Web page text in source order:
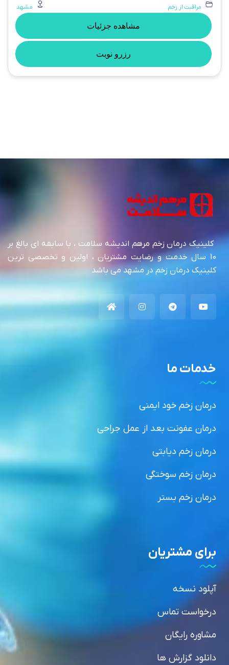
مراقبت از زخم مشهد
مشاهده جزئیات
رزرو نوبت
کلینیک درمان زخم مرهم اندیشه سلامت ، با سابقه ای بالغ بر
10 سال خدمت و رضایت مشتریان ، اولین و تخصصی ترین
کلینیک درمان زخم در مشهد می باشد
خدمات ما
درمان زخم خود ایمنی
درمان عفونت بعد از عمل جراحی
درمان زخم دیابتی
درمان زخم سوختگی
درمان زخم بستر
برای مشتریان
آپلود نسخه
درخواست تماس
مشاوره رایگان
دانلود گزارش ها